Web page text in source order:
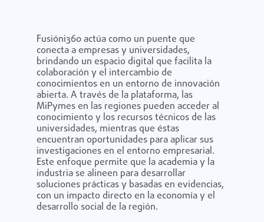
Fusióni360actúa como un puente que
conecta a empresas y universidades,
brindando un espacio digital que facilita la
colaboración y el intercambio de
conocimientos en un entorno de innovación
abierta. A través de la plataforma, las
MiPymes en las regiones pueden acceder al
conocimiento y los recursos técnicos de las
universidades, mientras que éstas
encuentran oportunidades para aplicar sus
investigaciones en el entorno empresarial.
Este enfoque permite que la academia y la
industria se alineen para desarrollar
soluciones prácticas y basadas en evidencias,
con un impacto directo en la economía y el
desarrollo social de la región.